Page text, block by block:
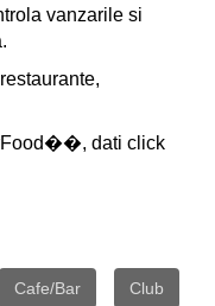
vanzarile si
dati click
Cafe/Bar Club